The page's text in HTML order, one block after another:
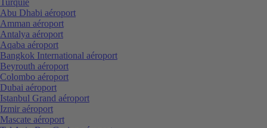
Abu Dhabi aéroport
Amman aéroport
Antalya aéroport
Aqaba aéroport
Bangkok International aéroport
Beyrouth aéroport
Colombo aéroport
Dubai aéroport
Istanbul Grand aéroport
Izmir aéroport
Mascate aéroport